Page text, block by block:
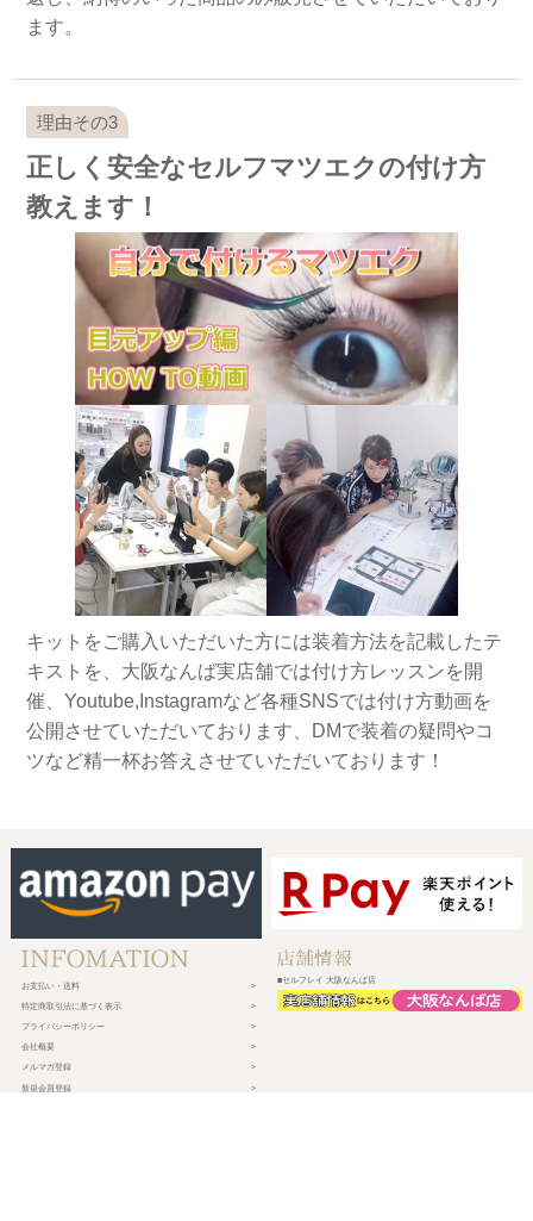
ます。
正しく安全なセルフマツエクの付け方
教えます！
キットをご購入いただいた方には装着方法を記載したテ
キストを、大阪なんば実店舗では付け方レッスンを開
催、Youtube,Instagramなど各種SNSでは付け方動画を
公開させていただいております、DMで装着の疑問やコ
ツなど精一杯お答えさせていただいております！
お支払い・送料
特定商取引法に基づく表示
プライバシーポリシー
会社概要
メルマガ登録
新規会員登録
■セルフレイ 大阪なんば店